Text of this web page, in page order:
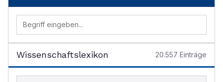
Wissenschaftslexikon 20.557 Einträge